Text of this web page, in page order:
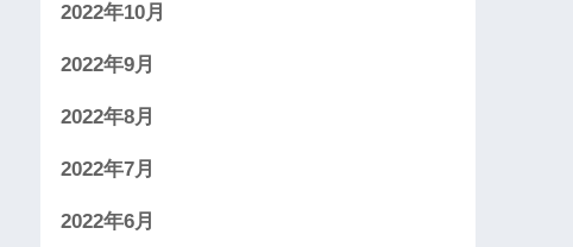
2022年10月
2022年9月
2022年8月
2022年7月
2022年6月